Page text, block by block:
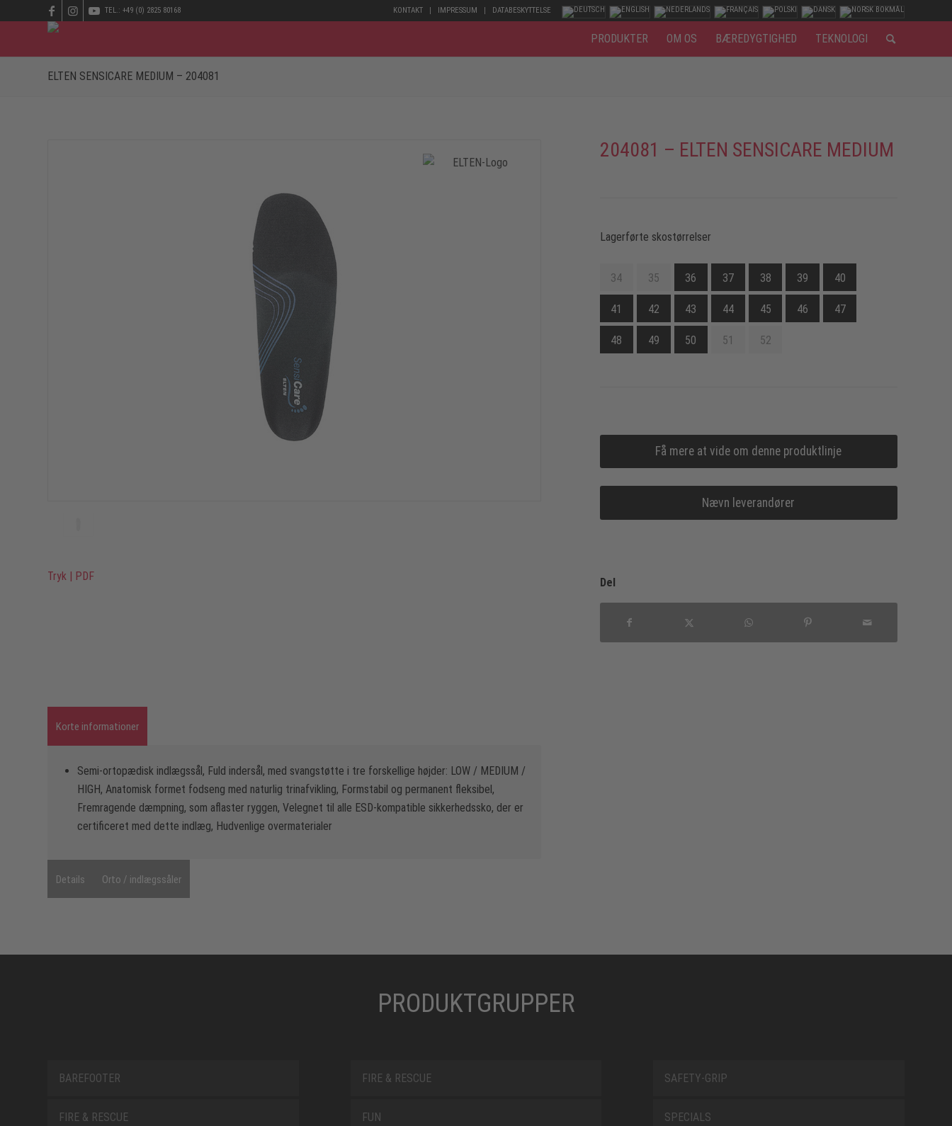
KONTAKT IMPRESSUM DATABESKYTTELSE
TEL.: +49 (0) 2825 80168
PRODUKTER OM OS BÆREDYGTIGHED TEKNOLOGI
ELTEN SENSICARE MEDIUM – 204081
Tryk | PDF
204081 – ELTEN SENSICARE MEDIUM
Lagerførte skostørrelser
34 35 36 37 38 39 40
41 42 43 44 45 46 47
48 49 50 51 52
Få mere at vide om denne produktlinje
Nævn leverandører
Del
Korte informationer
Semi-ortopædisk indlægssål, Fuld indersål, med svangstøtte i tre forskellige højder: LOW / MEDIUM /
HIGH, Anatomisk formet fodseng med naturlig trinafvikling, Formstabil og permanent fleksibel,
Fremragende dæmpning, som aflaster ryggen, Velegnet til alle ESD-kompatible sikkerhedssko, der er
certificeret med dette indlæg, Hudvenlige overmaterialer
Details Orto / indlægssåler
PRODUKTGRUPPER
BAREFOOTER
FIRE & RESCUE
FIRE & RESCUE
FUN
SAFETY-GRIP
SPECIALS